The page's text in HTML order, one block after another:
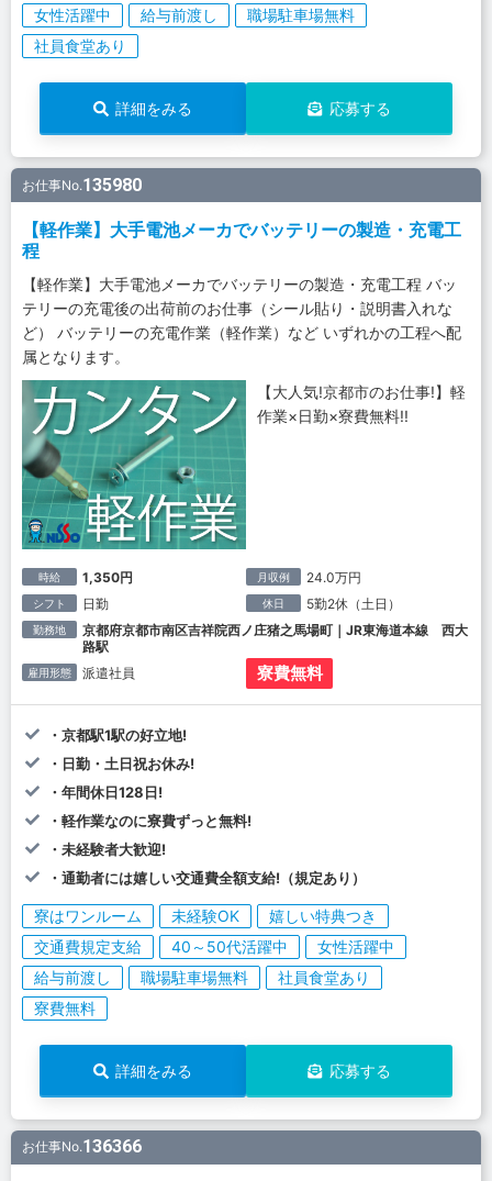
女性活躍中
給与前渡し
職場駐車場無料
社員食堂あり
詳細をみる 応募する
お仕事No.135980
【軽作業】大手電池メーカでバッテリーの製造・充電工
程
【軽作業】大手電池メーカでバッテリーの製造・充電工程 バッ
テリーの充電後の出荷前のお仕事（シール貼り・説明書入れな
ど） バッテリーの充電作業（軽作業）など いずれかの工程へ配
属となります。
【大人気!京都市のお仕事!】軽
作業×日勤×寮費無料!!
時給 1,350円 月収例 24.0万円
シフト 日勤 休日 5勤2休（土日）
勤務地
京都府京都市南区吉祥院西ノ庄猪之馬場町｜JR東海道本線 西大
路駅
雇用形態 派遣社員 寮費無料
・京都駅1駅の好立地!
・日勤・土日祝お休み!
・年間休日128日!
・軽作業なのに寮費ずっと無料!
・未経験者大歓迎!
・通勤者には嬉しい交通費全額支給!（規定あり）
寮はワンルーム 未経験OK
嬉しい特典つき
交通費規定支給
40～50代活躍中
女性活躍中
給与前渡し
職場駐車場無料
社員食堂あり
寮費無料
詳細をみる 応募する
お仕事No.136366